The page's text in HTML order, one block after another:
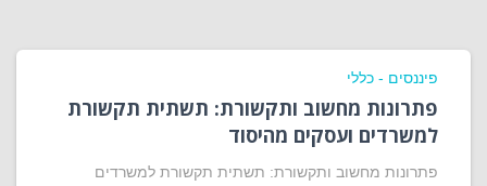
פיננסים - כללי
פתרונות מחשוב ותקשורת: תשתית תקשורת
למשרדים ועסקים מהיסוד
פתרונות מחשוב ותקשורת: תשתית תקשורת למשרדים